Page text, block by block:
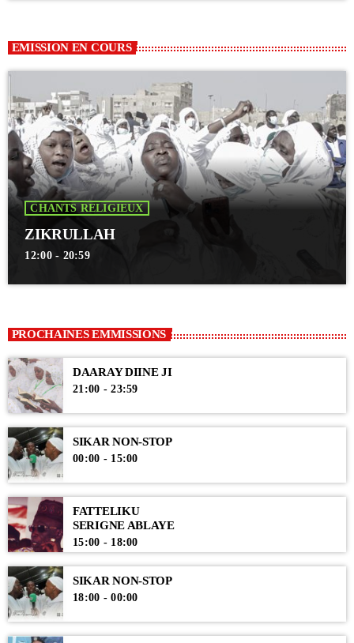
EMISSION EN COURS
CHANTS RELIGIEUX
ZIKRULLAH
12:00 - 20:59
PROCHAINES EMMISSIONS
DAARAY DIINE JI
21:00 - 23:59
SIKAR NON-STOP
00:00 - 15:00
FATTELIKU
SERIGNE ABLAYE
15:00 - 18:00
SIKAR NON-STOP
18:00 - 00:00